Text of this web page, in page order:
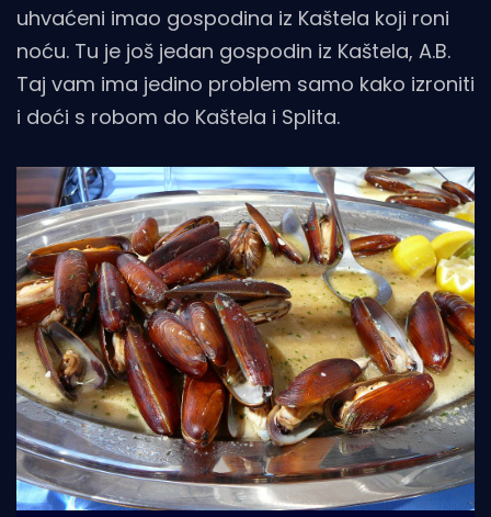
uhvaćeni imao gospodina iz Kaštela koji roni
noću. Tu je još jedan gospodin iz Kaštela, A.B.
Taj vam ima jedino problem samo kako izroniti
i doći s robom do Kaštela i Splita.